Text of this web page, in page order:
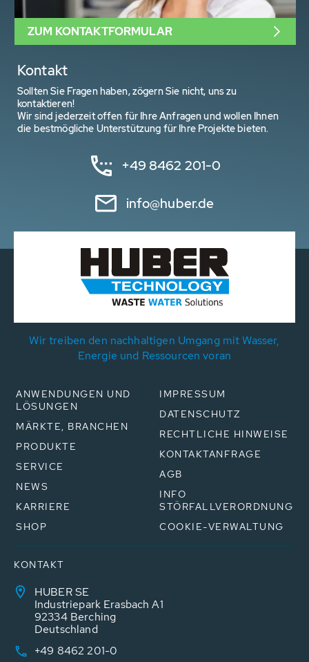
Kontakt
Sollten Sie Fragen haben, zögern Sie nicht, uns zu
kontaktieren!
Wir sind jederzeit offen für Ihre Anfragen und wollen Ihnen
die bestmögliche Unterstützung für Ihre Projekte bieten.
+49 8462 201-0
info@huber.de
ZUM KONTAKTFORMULAR
Wir treiben den nachhaltigen Umgang mit Wasser,
Energie und Ressourcen voran
ANWENDUNGEN UND
LÖSUNGEN
MÄRKTE, BRANCHEN
PRODUKTE
SERVICE
NEWS
KARRIERE
SHOP
IMPRESSUM
DATENSCHUTZ
RECHTLICHE HINWEISE
KONTAKTANFRAGE
AGB
INFO
STÖRFALLVERORDNUNG
COOKIE-VERWALTUNG
KONTAKT
HUBER SE
Industriepark Erasbach A1
92334 Berching
Deutschland
+49 8462 201-0